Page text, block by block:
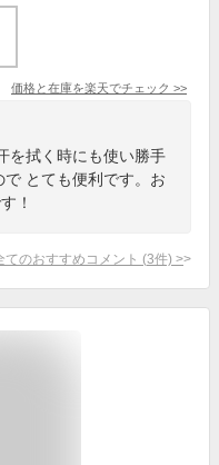
価格と在庫を楽天でチェック >>
を拭く時にも使い勝手
とても便利です。お
！
てのおすすめコメント (3件) >